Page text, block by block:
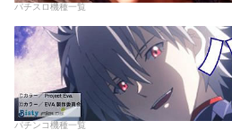
パチスロ機種一覧
パチンコ機種一覧